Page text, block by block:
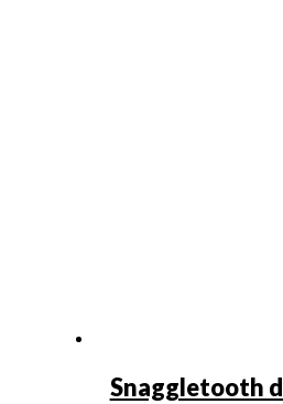
Snaggletooth